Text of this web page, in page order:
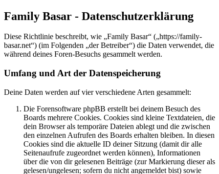
Family Basar - Datenschutzerklärung
Diese Richtlinie beschreibt, wie „Family Basar“ („https://family-
basar.net“) (im Folgenden „der Betreiber“) die Daten verwendet, die
während deines Foren-Besuchs gesammelt werden.
Umfang und Art der Datenspeicherung
Deine Daten werden auf vier verschiedene Arten gesammelt:
Die Forensoftware phpBB erstellt bei deinem Besuch des
Boards mehrere Cookies. Cookies sind kleine Textdateien, die
dein Browser als temporäre Dateien ablegt und die zwischen
den einzelnen Aufrufen des Boards erhalten bleiben. In diesen
Cookies sind die aktuelle ID deiner Sitzung (damit dir alle
Seitenaufrufe zugeordnet werden können), Informationen
über die von dir gelesenen Beiträge (zur Markierung dieser als
gelesen/ungelesen; sofern du nicht angemeldet bist) sowie